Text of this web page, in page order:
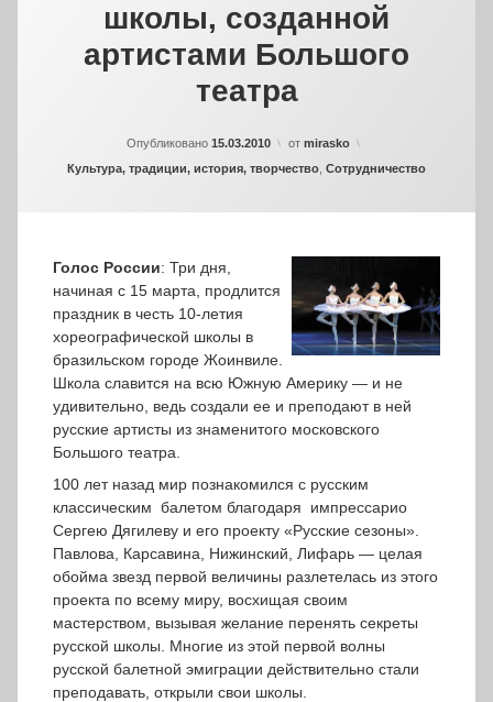
школы, созданной
артистами Большого
театра
Опубликовано 15.03.2010 от mirasko
Рубрики:
Культура, традиции, история, творчество Сотрудничество
Голос России: Три дня,
начиная с 15 марта, продлится
праздник в честь 10-летия
хореографической школы в
бразильском городе Жоинвиле.
Школа славится на всю Южную Америку — и не
удивительно, ведь создали ее и преподают в ней
русские артисты из знаменитого московского
Большого театра.
100 лет назад мир познакомился с русским
классическим балетом благодаря импрессарио
Сергею Дягилеву и его проекту «Русские сезоны».
Павлова, Карсавина, Нижинский, Лифарь — целая
обойма звезд первой величины разлетелась из этого
проекта по всему миру, восхищая своим
мастерством, вызывая желание перенять секреты
русской школы. Многие из этой первой волны
русской балетной эмиграции действительно стали
преподавать, открыли свои школы.